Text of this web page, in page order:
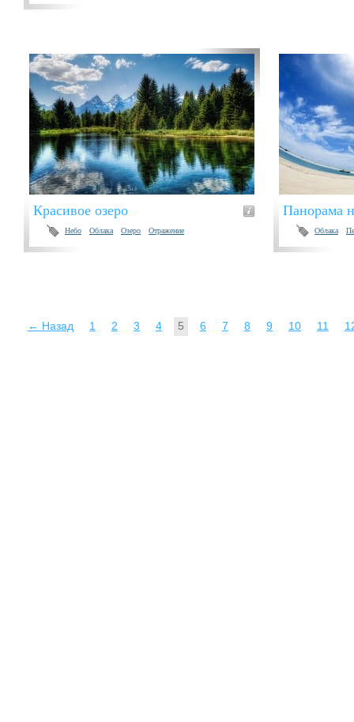
Красивое озеро
Небо Облака Озеро Отражение
Панорама
Облака
← Назад 1 2 3 4 5 6 7 8 9 10 11